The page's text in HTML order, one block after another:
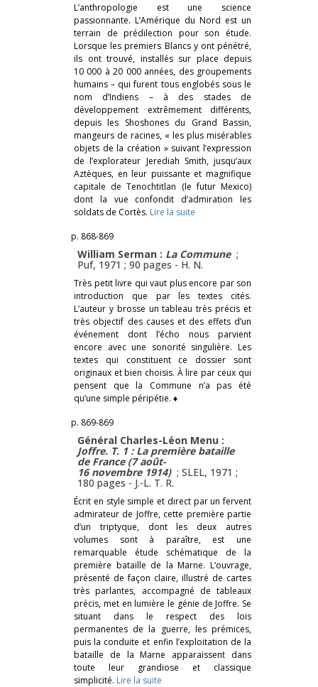
L’anthropologie est une science
passionnante. L’Amérique du Nord est un
terrain de prédilection pour son étude.
Lorsque les premiers Blancs y ont pénétré,
ils ont trouvé, installés sur place depuis
10 000 à 20 000 années, des groupements
humains – qui furent tous englobés sous le
nom d’Indiens – à des stades de
développement extrêmement différents,
depuis les Shoshones du Grand Bassin,
mangeurs de racines, « les plus misérables
objets de la création » suivant l’expression
de l’explorateur Jerediah Smith, jusqu’aux
Aztèques, en leur puissante et magnifique
capitale de Tenochtitlan (le futur Mexico)
dont la vue confondit d’admiration les
soldats de Cortès. Lire la suite
p. 868-869
William Serman : La Commune ;
Puf, 1971 ; 90 pages - H. N.
Très petit livre qui vaut plus encore par son
introduction que par les textes cités.
L’auteur y brosse un tableau très précis et
très objectif des causes et des effets d’un
événement dont l’écho nous parvient
encore avec une sonorité singulière. Les
textes qui constituent ce dossier sont
originaux et bien choisis. À lire par ceux qui
pensent que la Commune n’a pas été
qu’une simple péripétie. ♦
p. 869-869
Général Charles-Léon Menu :
Joffre. T. 1 : La première bataille
de France (7 août-
16 novembre 1914) ; SLEL, 1971 ;
180 pages - J.-L. T. R.
Écrit en style simple et direct par un fervent
admirateur de Joffre, cette première partie
d’un triptyque, dont les deux autres
volumes sont à paraître, est une
remarquable étude schématique de la
première bataille de la Marne. L’ouvrage,
présenté de façon claire, illustré de cartes
très parlantes, accompagné de tableaux
précis, met en lumière le génie de Joffre. Se
situant dans le respect des lois
permanentes de la guerre, les prémices,
puis la conduite et enfin l’exploitation de la
bataille de la Marne apparaissent dans
toute leur grandiose et classique
simplicité. Lire la suite